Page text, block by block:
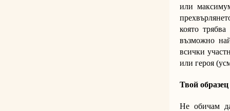
или
която
възможно
всички
или героя
Твой
Не обичам